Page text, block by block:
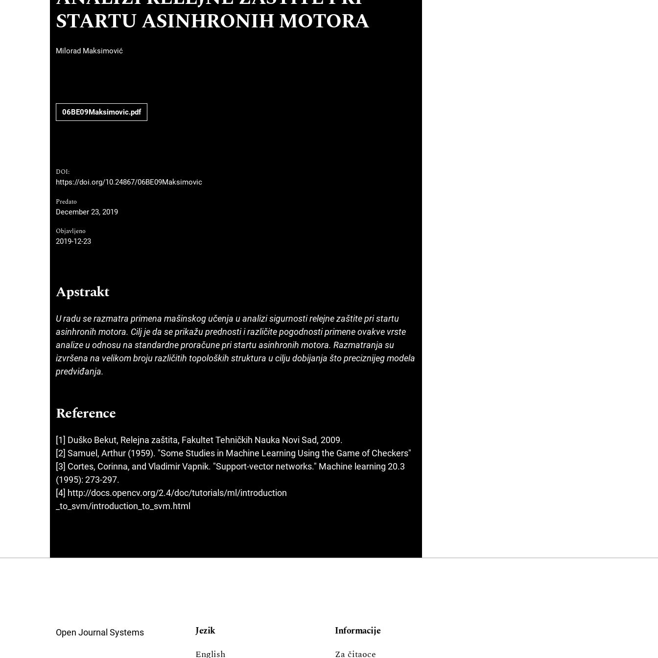
STARTU ASINHRONIH MOTORA
Milorad Maksimović
06BE09Maksimovic.pdf
DOI:
https://doi.org/10.24867/06BE09Maksimovic
Predato
December 23, 2019
Objavljeno
2019-12-23
Apstrakt
U radu se razmatra primena mašinskog učenja u analizi sigurnosti relejne zaštite pri startu
asinhronih motora. Cilj je da se prikažu prednosti i različitepogodnosti primene ovakve vrste
analize u odnosu na standardne proračune pri startu asinhronih motora. Razmatranja su
izvršena na velikom broju različitih topoloških struktura u cilju dobijanja što preciznijeg modela
predviđanja.
Reference
[1] Duško Bekut, Relejna zaštita, Fakultet Tehničkih Nauka Novi Sad, 2009.
[2] Samuel, Arthur (1959). "Some Studies in Machine Learning Using the Game of Checkers"
[3] Cortes, Corinna, and Vladimir Vapnik. "Support-vector networks." Machine learning 20.3
(1995): 273-297.
[4] http://docs.opencv.org/2.4/doc/tutorials/ml/introduction
_to_svm/introduction_to_svm.html
Open Journal Systems
Jezik
English
Informacije
Za čitaoce